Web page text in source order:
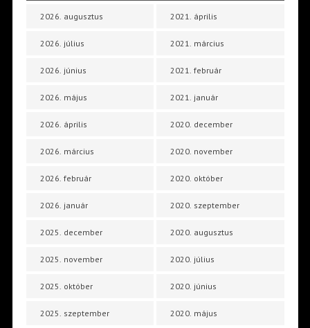
2026. augusztus
2026. július
2026. június
2026. május
2026. április
2026. március
2026. február
2026. január
2025. december
2025. november
2025. október
2025. szeptember
2021. április
2021. március
2021. február
2021. január
2020. december
2020. november
2020. október
2020. szeptember
2020. augusztus
2020. július
2020. június
2020. május